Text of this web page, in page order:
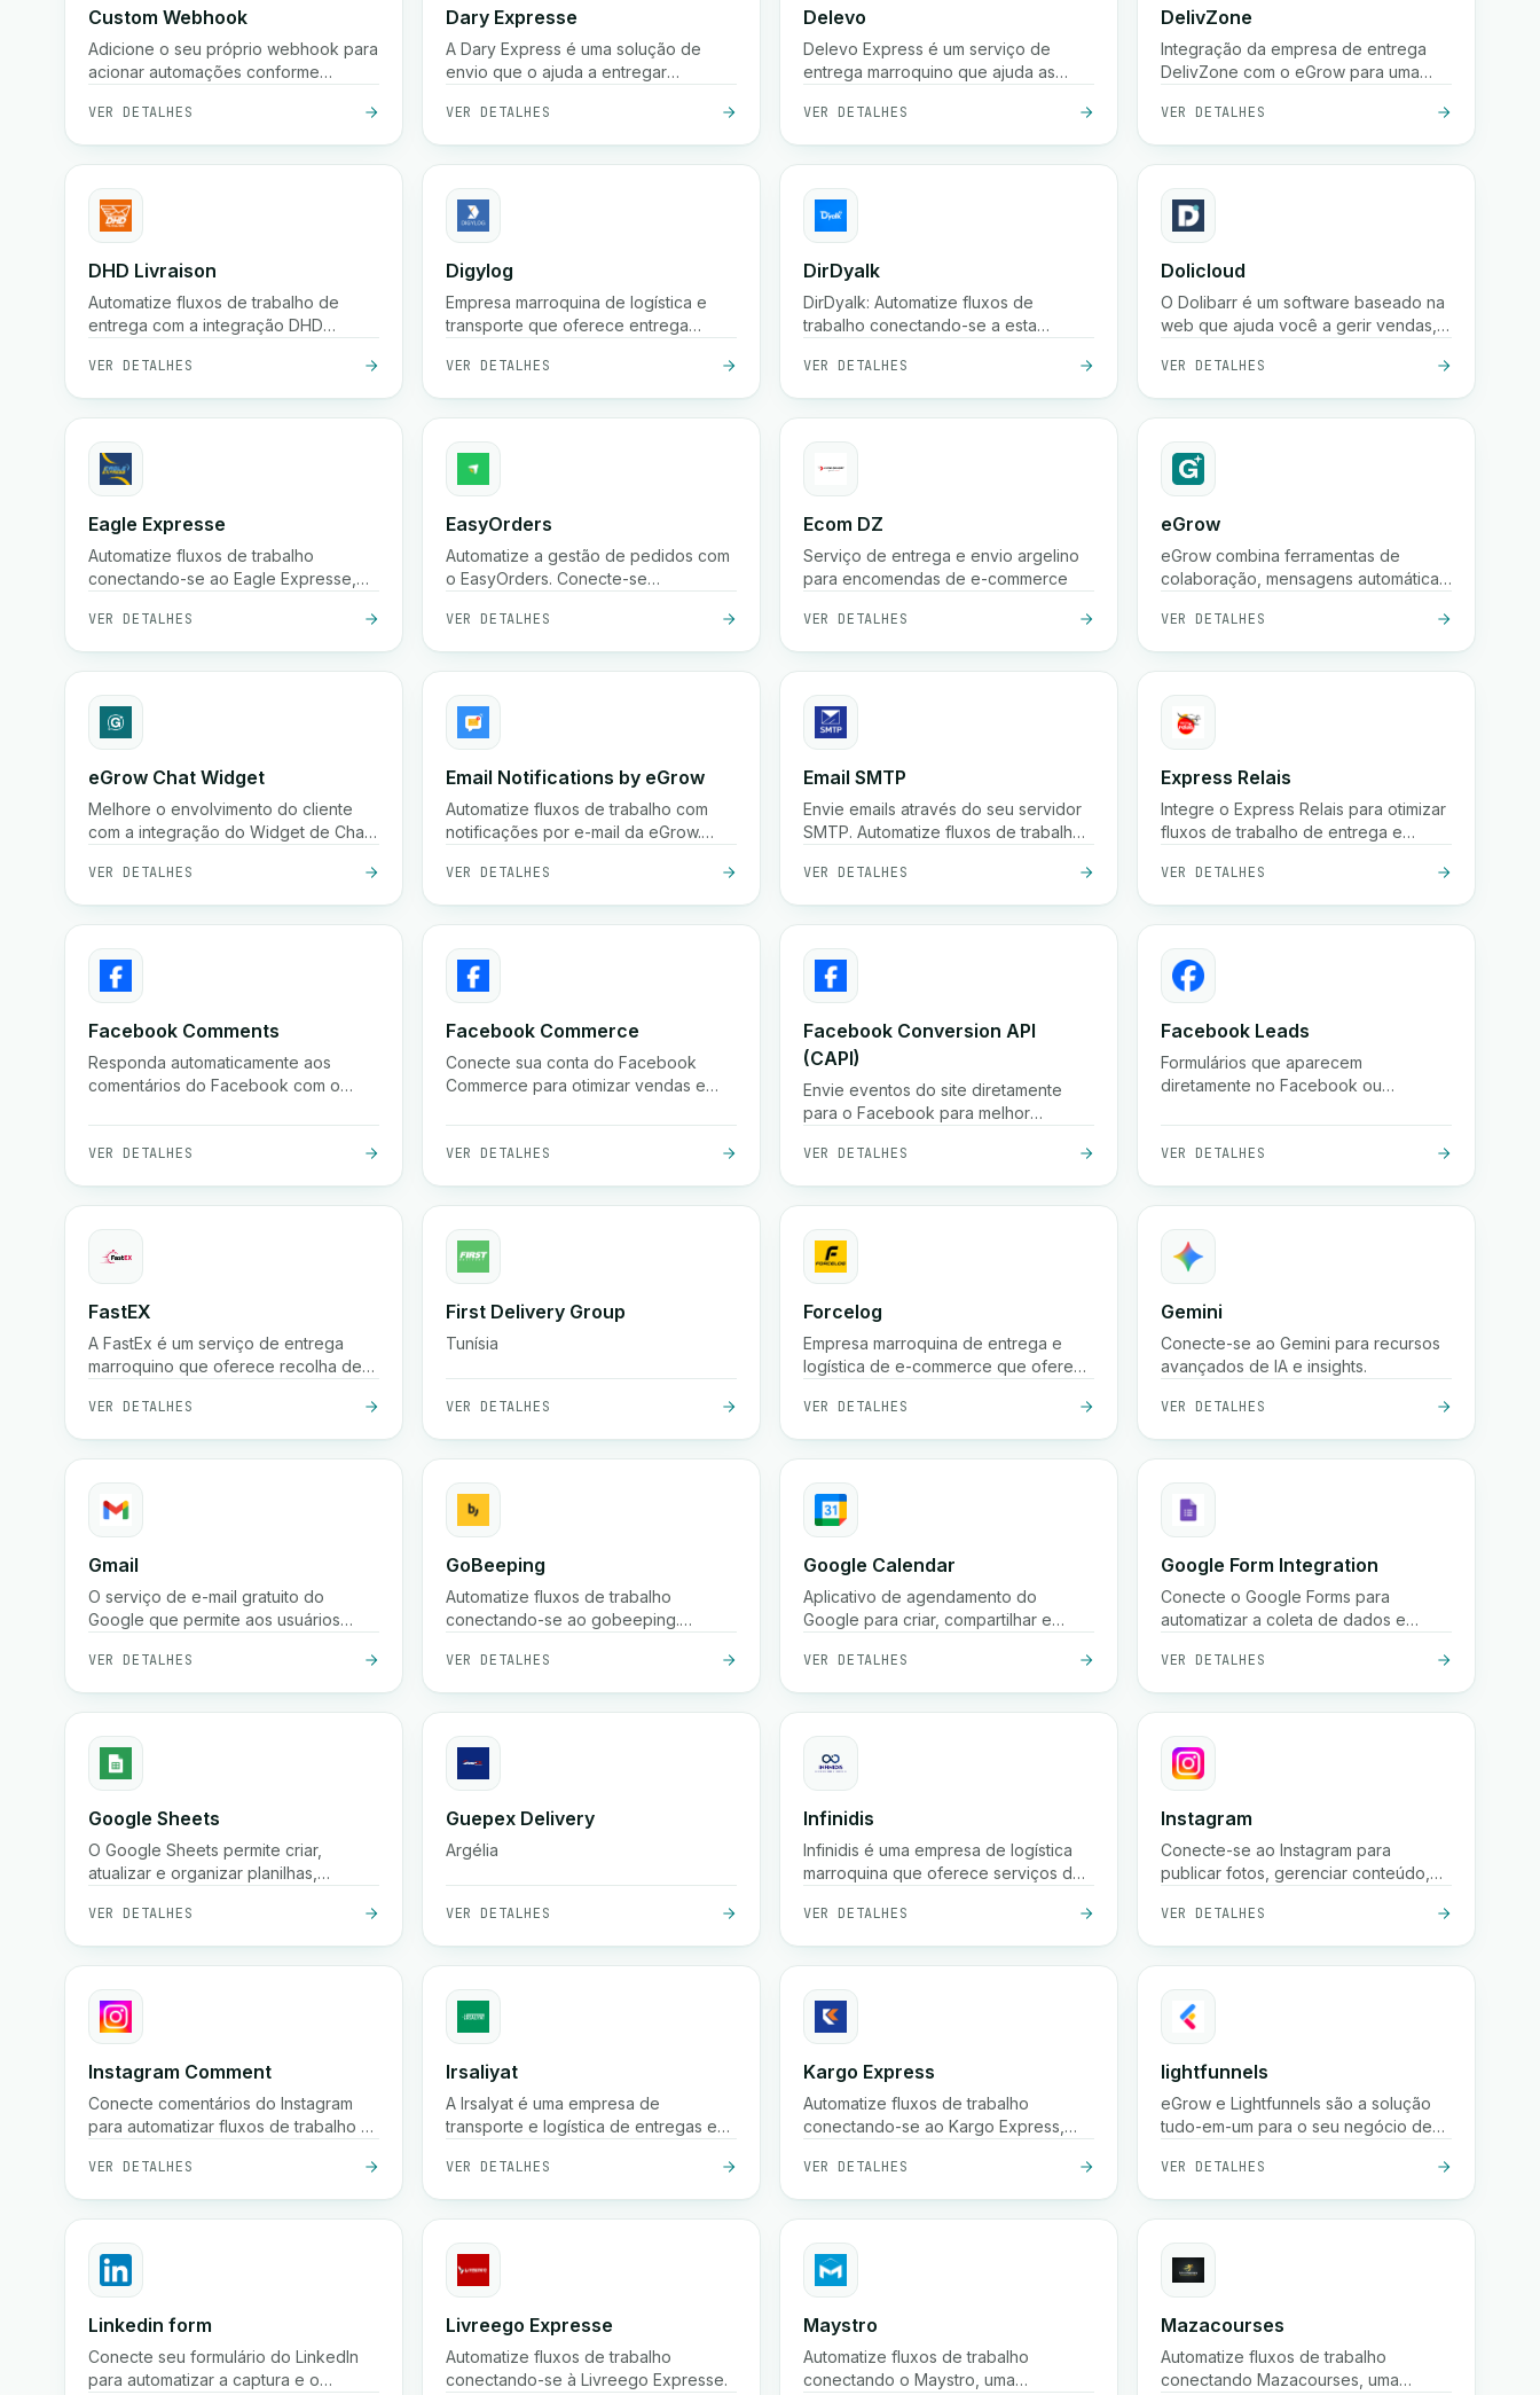
Custom Webhook
Adicione o seu próprio webhook para
acionar automações conforme
VER DETALHES
Dary Expresse
A Dary Express é uma solução de
envio que o ajuda a entregar
Marrocos. Também oferece uma
plataforma avançada para gerir
facilmente a sua loja e proporciona
muitos benefícios adicionais.
VER DETALHES
Delevo
Delevo Express é um serviço de
entrega marroquino que ajuda as
rapidamente entre cidades. Foca-se
em pagamento à cobrança,
expedição rápida e logística fiável de
última milha para garantir que as
encomendas chegam aos clientes a
tempo.
VER DETALHES
DelivZone
Integração da empresa de entrega
DelivZone com o eGrow para uma
o seu negócio online.
VER DETALHES
DHD Livraison
Automatize fluxos de trabalho de
entrega com a integração DHD
VER DETALHES
Digylog
Empresa marroquina de logística e
transporte que oferece entrega
em 24 horas), armazenamento,
embalagem, confirmação de pedidos
e ampla cobertura em centenas de
cidades em Marrocos.
VER DETALHES
DirDyalk
DirDyalk: Automatize fluxos de
trabalho conectando-se a esta
VER DETALHES
Dolicloud
O Dolibarr é um software baseado na
web que ajuda você a gerir vendas,
contabilidade num só lugar.
VER DETALHES
Eagle Expresse
Automatize fluxos de trabalho
conectando-se ao Eagle Expresse,
terceiros.
VER DETALHES
EasyOrders
Automatize a gestão de pedidos com
o EasyOrders. Conecte-se
fluxos de trabalho de processamento
de pedidos.
VER DETALHES
Ecom DZ
Serviço de entrega e envio argelino
para encomendas de e-commerce
VER DETALHES
eGrow
eGrow combina ferramentas de
colaboração, mensagens automáticas
poderosos em uma única plataforma
integrada, ajudando empresas de
comércio eletrônico a crescer,
envolver clientes e gerir operações
de forma contínua.
VER DETALHES
eGrow Chat Widget
Melhore o envolvimento do cliente
com a integração do Widget de Chat
VER DETALHES
Email Notifications by eGrow
Automatize fluxos de trabalho com
notificações por e-mail da eGrow.
mail personalizados com base em
gatilhos.
VER DETALHES
Email SMTP
Envie emails através do seu servidor
SMTP. Automatize fluxos de trabalho
VER DETALHES
Express Relais
Integre o Express Relais para otimizar
fluxos de trabalho de entrega e
esta poderosa integração.
VER DETALHES
Facebook Comments
Responda automaticamente aos
comentários do Facebook com o
instantaneamente e aumentar as
conversões.
VER DETALHES
Facebook Commerce
Conecte sua conta do Facebook
Commerce para otimizar vendas e
VER DETALHES
Facebook Conversion API
(CAPI)
Envie eventos do site diretamente
para o Facebook para melhor
Melhore o desempenho de anúncios
com a API de Conversões do
Facebook.
VER DETALHES
Facebook Leads
Formulários que aparecem
diretamente no Facebook ou
coletar esses leads instantaneamente.
VER DETALHES
FastEX
A FastEx é um serviço de entrega
marroquino que oferece recolha de
nacional, pagamento na entrega e
rastreio em tempo real para empresas
e lojas online.
VER DETALHES
First Delivery Group
Tunísia
VER DETALHES
Forcelog
Empresa marroquina de entrega e
logística de e-commerce que oferece
(frequentemente 24 horas nas
grandes cidades, 48 horas nas
cidades menores), recolha gratuita,
armazenamento, embalagem e
serviços de rastreamento em todo o
país.
VER DETALHES
Gemini
Conecte-se ao Gemini para recursos
avançados de IA e insights.
VER DETALHES
Gmail
O serviço de e-mail gratuito do
Google que permite aos usuários
mensagens de forma segura com
proteção poderosa contra spam,
pesquisa e integração com as
ferramentas do Google Workspace
VER DETALHES
GoBeeping
Automatize fluxos de trabalho
conectando-se ao gobeeping.
seus processos.
VER DETALHES
Google Calendar
Aplicativo de agendamento do
Google para criar, compartilhar e
reuniões em vários dispositivos.
VER DETALHES
Google Form Integration
Conecte o Google Forms para
automatizar a coleta de dados e
VER DETALHES
Google Sheets
O Google Sheets permite criar,
atualizar e organizar planilhas,
sincronizar informações em seus
fluxos de trabalho para melhor
colaboração e insights.
VER DETALHES
Guepex Delivery
Argélia
VER DETALHES
Infinidis
Infinidis é uma empresa de logística
marroquina que oferece serviços de
país, recolha, armazenamento e
cobrança na entrega, com opções de
envio rápido como entrega em 24
horas e rastreamento em tempo real.
VER DETALHES
Instagram
Conecte-se ao Instagram para
publicar fotos, gerenciar conteúdo,
presença nas redes sociais usando a
API Graph do Instagram.
VER DETALHES
Instagram Comment
Conecte comentários do Instagram
para automatizar fluxos de trabalho e
VER DETALHES
Irsaliyat
A Irsalyat é uma empresa de
transporte e logística de entregas em
serviços para comerciantes e
profissionais.
VER DETALHES
Kargo Express
Automatize fluxos de trabalho
conectando-se ao Kargo Express,
VER DETALHES
lightfunnels
eGrow e Lightfunnels são a solução
tudo-em-um para o seu negócio de
VER DETALHES
Linkedin form
Conecte seu formulário do LinkedIn
para automatizar a captura e o
Livreego Expresse
Automatize fluxos de trabalho
conectando-se à Livreego Expresse.
Maystro
Automatize fluxos de trabalho
conectando o Maystro, uma
Mazacourses
Automatize fluxos de trabalho
conectando Mazacourses, uma